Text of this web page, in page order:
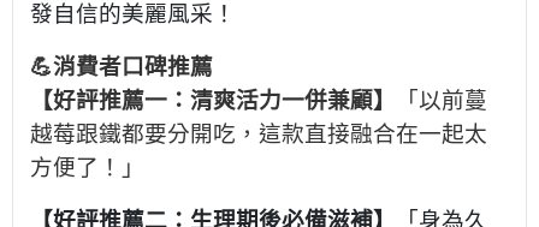
發自信的美麗風采！
💪消費者口碑推薦
【好評推薦一：清爽活力一併兼顧】
「以前蔓
越莓跟鐵都要分開吃，這款直接融合在一起太
方便了！」
【好評推薦二：生理期後必備滋補】
「身為久